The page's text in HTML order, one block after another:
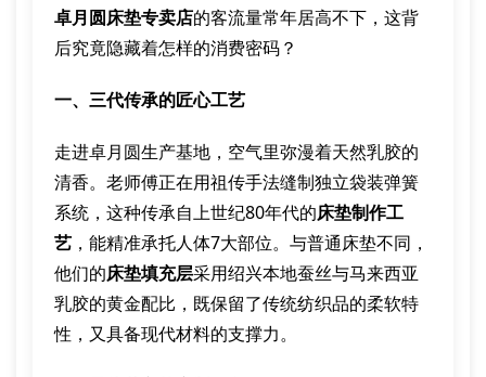
卓月圆床垫专卖店的客流量常年居高不下，这背
后究竟隐藏着怎样的消费密码？
一、三代传承的匠心工艺
走进卓月圆生产基地，空气里弥漫着天然乳胶的
清香。老师傅正在用祖传手法缝制独立袋装弹簧
系统，这种传承自上世纪80年代的床垫制作工
艺 ，能精准承托人体7大部位。与普通床垫不同，
他们的床垫填充层采用绍兴本地蚕丝与马来西亚
乳胶的黄金配比，既保留了传统纺织品的柔软特
性，又具备现代材料的支撑力。